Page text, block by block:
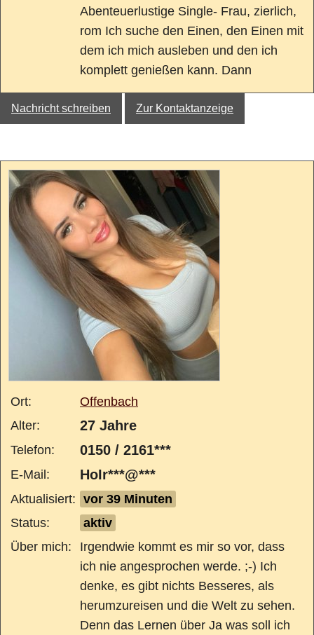
Abenteuerlustige Single- Frau, zierlich,
rom Ich suche den Einen, den Einen mit
dem ich mich ausleben und den ich
komplett genießen kann. Dann
Nachricht schreiben Zur Kontaktanzeige
Ort:
Offenbach
Alter:
27 Jahre
Telefon: 0150 / 2161***
E-Mail: HoIr***@***
Aktualisiert: vor 39 Minuten
Status:
aktiv
Über mich:
Irgendwie kommt es mir so vor, dass
ich nie angesprochen werde. ;-) Ich
denke, es gibt nichts Besseres, als
herumzureisen und die Welt zu sehen.
Denn das Lernen über Ja was soll ich